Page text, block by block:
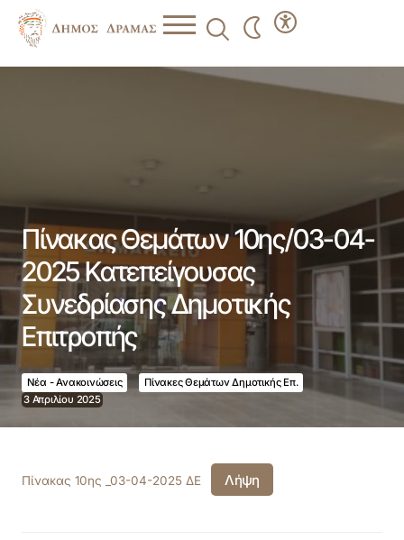
Πίνακας Θεμάτων 10ης/03-04-2025 Κατεπείγουσας
Πίνακας Θεμάτων 10ης/03-04-
2025 Κατεπείγουσας
Συνεδρίασης Δημοτικής
Επιτροπής
Νέα - Ανακοινώσεις
Πίνακες Θεμάτων Δημοτικής Επ.
3 Απριλίου 2025
Πίνακας 10ης _03-04-2025 ΔΕ Λήψη